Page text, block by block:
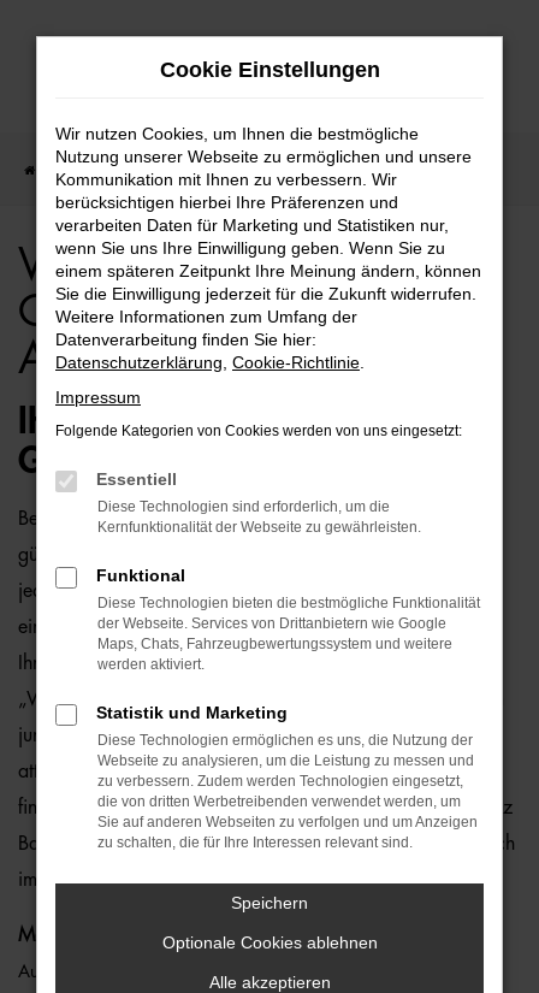
Zum
Startseite VW VW Tiguan VW Tiguan Gebrauchtwagen Angebote
VW Tiguan
Gebrauchtwagen
Angebote
IHR GÜNSTIGER VW TIGUAN
GEBRAUCHTWAGEN WARTET
Bei uns kaufen Sie einen VW Tiguan Gebrauchtwagen
günstig und ohne Risiko. Der Grund liegt darin, dass wir
jedes Fahrzeug eingehend überprüfen und somit einen
einwandfreien Zustand gewährleisten. Hierauf geben wir
Ihnen eine Gewährleistung von einem Jahr – und das ohne
„Wenn und Aber“. In den meisten Fällen handelt es sich um
junge Gebrauchte vom Typ VW Tiguan, die wir zu überaus
attraktiven Preisen anbieten. VW Tiguan Gebrauchtwagen
finden Sie an jedem unserer sieben Standorte, die über ganz
Bayern verteilt sind. Des Weiteren verschaffen wir Ihnen auch
im Rahmen unserer Internetpräsenz einen guten Überblick.
Marken
Audi
Cookie Einstellungen
Wir nutzen Cookies, um Ihnen die bestmögliche
Nutzung unserer Webseite zu ermöglichen und unsere
Kommunikation mit Ihnen zu verbessern. Wir
berücksichtigen hierbei Ihre Präferenzen und
verarbeiten Daten für Marketing und Statistiken nur,
wenn Sie uns Ihre Einwilligung geben. Wenn Sie zu
einem späteren Zeitpunkt Ihre Meinung ändern, können
Sie die Einwilligung jederzeit für die Zukunft widerrufen.
Weitere Informationen zum Umfang der
Datenverarbeitung finden Sie hier:
Datenschutzerklärung Cookie-Richtlinie
Impressum
Folgende Kategorien von Cookies werden von uns eingesetzt:
Essentiell
Diese Technologien sind erforderlich, um die
Kernfunktionalität der Webseite zu gewährleisten.
Funktional
Diese Technologien bieten die bestmögliche Funktionalität
der Webseite. Services von Drittanbietern wie Google
Maps, Chats, Fahrzeugbewertungssystem und weitere
werden aktiviert.
Statistik und Marketing
Diese Technologien ermöglichen es uns, die Nutzung der
Webseite zu analysieren, um die Leistung zu messen und
zu verbessern. Zudem werden Technologien eingesetzt,
die von dritten Werbetreibenden verwendet werden, um
Sie auf anderen Webseiten zu verfolgen und um Anzeigen
zu schalten, die für Ihre Interessen relevant sind.
Speichern
Optionale Cookies ablehnen
Alle akzeptieren